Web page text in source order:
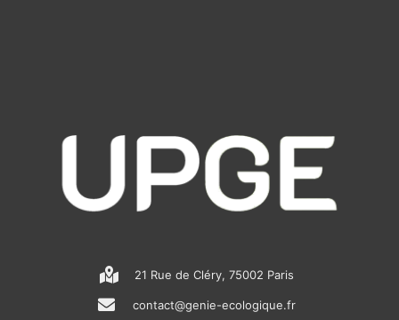
21 Rue de Cléry, 75002 Paris
contact@genie-ecologique.fr